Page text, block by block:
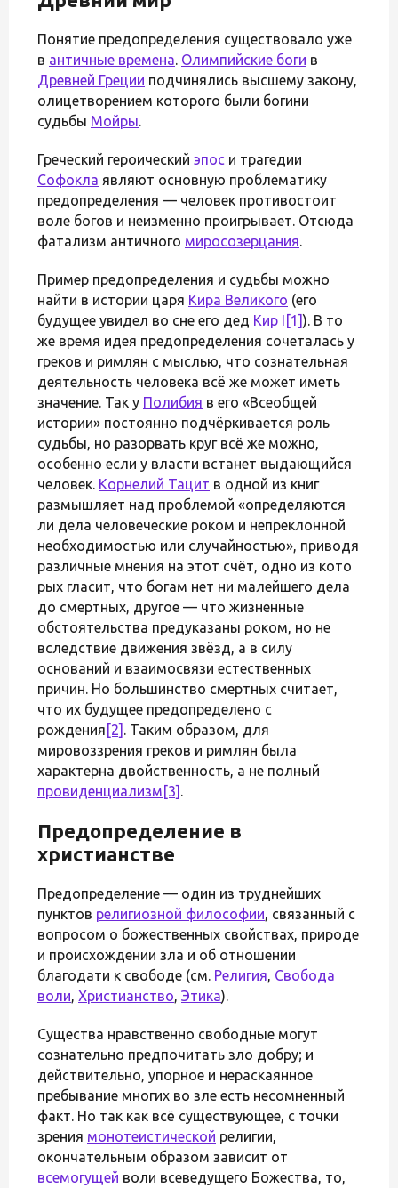
Понятие предопределения существовало уже
в античные времена. Олимпийские боги в
Древней Греции подчинялись высшему закону,
олицетворением которого были богини
судьбы Мойры.
Греческий героический эпос и трагедии
Софокла являют основную проблематику
предопределения — человек противостоит
воле богов и неизменно проигрывает. Отсюда
фатализм античного миросозерцания.
Пример предопределения и судьбы можно
найти в истории царя Кира Великого (его
будущее увидел во сне его дед Кир I [1]). В то
же время идея предопределения сочеталась у
греков и римлян с мыслью, что сознательная
деятельность человека всё же может иметь
значение. Так у Полибия в его «Всеобщей
истории» постоянно подчёркивается роль
судьбы, но разорвать круг всё же можно,
особенно если у власти встанет выдающийся
человек. Корнелий Тацит в одной из книг
размышляет над проблемой «определяются
ли дела человеческие роком и непреклонной
необходимостью или случайностью», приводя
различные мнения на этот счёт, одно из кото
рых гласит, что богам нет ни малейшего дела
до смертных, другое — что жизненные
обстоятельства предуказаны роком, но не
вследствие движения звёзд, а в силу
оснований и взаимосвязи естественных
причин. Но большинство смертных считает,
что их будущее предопределено с
рождения [2] . Таким образом, для
мировоззрения греков и римлян была
характерна двойственность, а не полный
провиденциализм [3] .
Предопределение в
христианстве
Предопределение — один из труднейших
пунктов религиозной философии, связанный с
вопросом о божественных свойствах, природе
и происхождении зла и об отношении
благодати к свободе (см. Религия, Свобода
воли, Христианство, Этика).
Существа нравственно свободные могут
сознательно предпочитать зло добру; и
действительно, упорное и нераскаянное
пребывание многих во зле есть несомненный
факт. Но так как всё существующее, с точки
зрения монотеистической религии,
окончательным образом зависит от
всемогущей воли всеведущего Божества, то,